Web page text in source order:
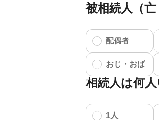
被相続人（
配偶者
おじ・おば
相続人は何
1人